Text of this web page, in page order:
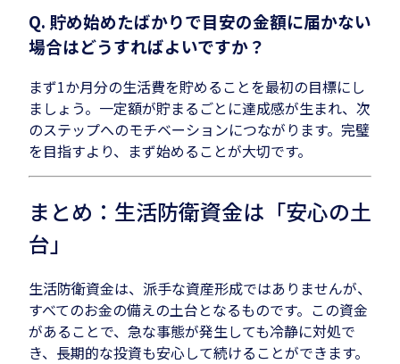
Q. 貯め始めたばかりで目安の金額に届かない
場合はどうすればよいですか？
まず1か月分の生活費を貯めることを最初の目標にし
ましょう。一定額が貯まるごとに達成感が生まれ、次
のステップへのモチベーションにつながります。完璧
を目指すより、まず始めることが大切です。
まとめ：生活防衛資金は「安心の土
台」
生活防衛資金は、派手な資産形成ではありませんが、
すべてのお金の備えの土台となるものです。この資金
があることで、急な事態が発生しても冷静に対処で
き、長期的な投資も安心して続けることができます。